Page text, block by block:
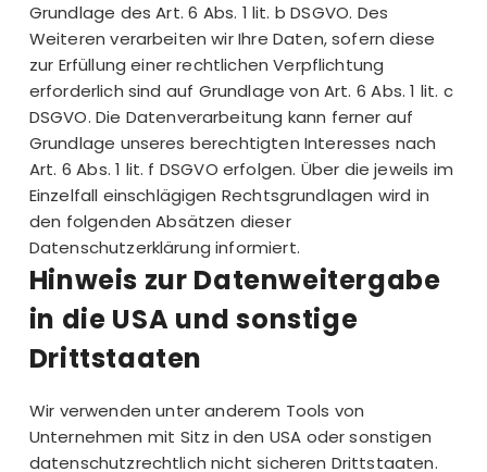
Grundlage des Art. 6 Abs. 1 lit. b DSGVO. Des
Weiteren verarbeiten wir Ihre Daten, sofern diese
zur Erfüllung einer rechtlichen Verpflichtung
erforderlich sind auf Grundlage von Art. 6 Abs. 1 lit. c
DSGVO. Die Datenverarbeitung kann ferner auf
Grundlage unseres berechtigten Interesses nach
Art. 6 Abs. 1 lit. f DSGVO erfolgen. Über die jeweils im
Einzelfall einschlägigen Rechtsgrundlagen wird in
den folgenden Absätzen dieser
Datenschutzerklärung informiert.
Hinweis zur Datenweitergabe
in die USA und sonstige
Drittstaaten
Wir verwenden unter anderem Tools von
Unternehmen mit Sitz in den USA oder sonstigen
datenschutzrechtlich nicht sicheren Drittstaaten.